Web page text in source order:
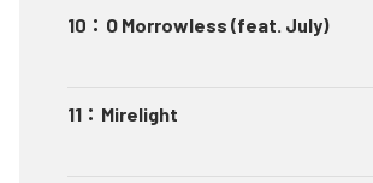
10 ： O Morrowless (feat. July)
11 ： Mirelight